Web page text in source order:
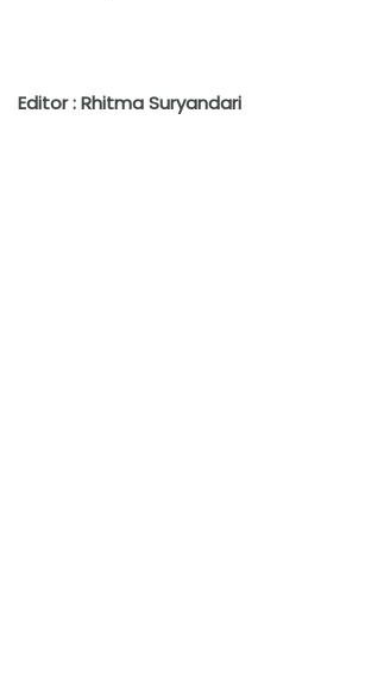
Editor : Rhitma Suryandari